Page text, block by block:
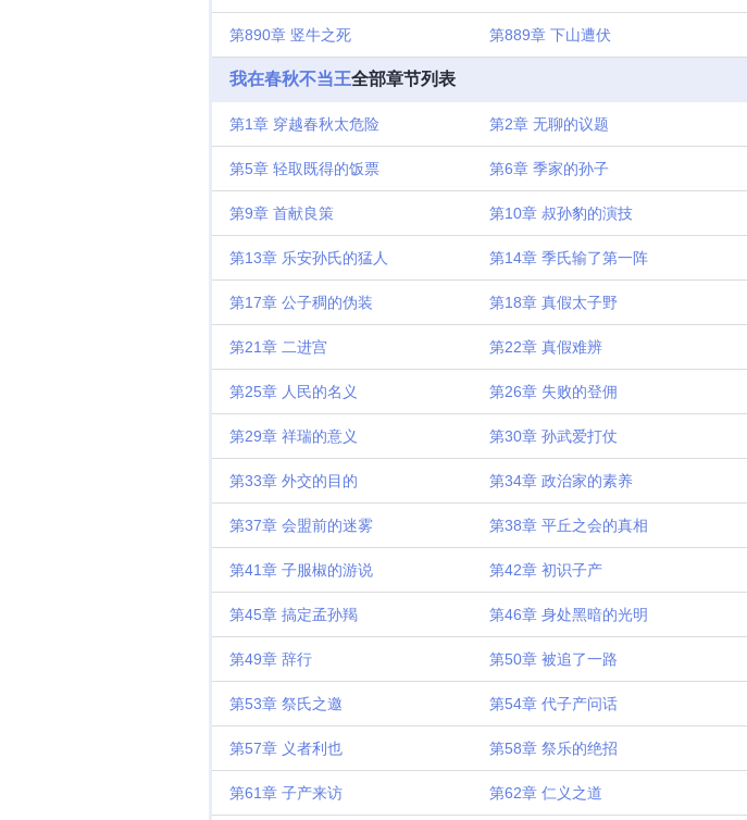
第890章 竖牛之死 第889章 下山遭伏
我在春秋不当王全部章节列表
第1章 穿越春秋太危险 第2章 无聊的议题
第5章 轻取既得的饭票 第6章 季家的孙子
第9章 首献良策 第10章 叔孙豹的演技
第13章 乐安孙氏的猛人 第14章 季氏输了第一阵
第17章 公子稠的伪装 第18章 真假太子野
第21章 二进宫 第22章 真假难辨
第25章 人民的名义 第26章 失败的登佣
第29章 祥瑞的意义 第30章 孙武爱打仗
第33章 外交的目的 第34章 政治家的素养
第37章 会盟前的迷雾 第38章 平丘之会的真相
第41章 子服椒的游说 第42章 初识子产
第45章 搞定孟孙羯 第46章 身处黑暗的光明
第49章 辞行 第50章 被追了一路
第53章 祭氏之邀 第54章 代子产问话
第57章 义者利也 第58章 祭乐的绝招
第61章 子产来访 第62章 仁义之道